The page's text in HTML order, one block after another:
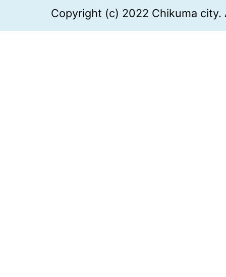
Copyright (c) 2022 Chikuma city.